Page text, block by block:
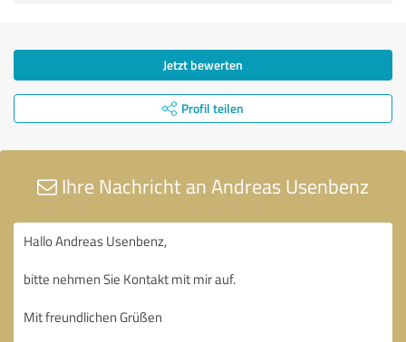
Jetzt bewerten
Profil teilen
Ihre Nachricht an Andreas Usenbenz